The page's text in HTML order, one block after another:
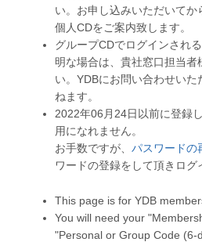
い。お申し込みいただいてか
個人CDをご案内致します。
グループCDでログインされ
明な場合は、貴社窓口担当者
い。YDBにお問い合わせい
ねます。
2022年06月24日以前に登録
用になれません。
お手数ですが、 パスワードの
ワードの登録をして頂きログ
This page is for YDB
You will need your
"Personal or Group Code (6-